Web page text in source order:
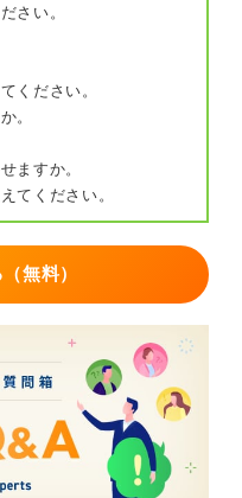
さい。
ください。
。
ますか。
てください。
無料）